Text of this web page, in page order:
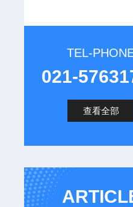
TEL-
021-
查看全部